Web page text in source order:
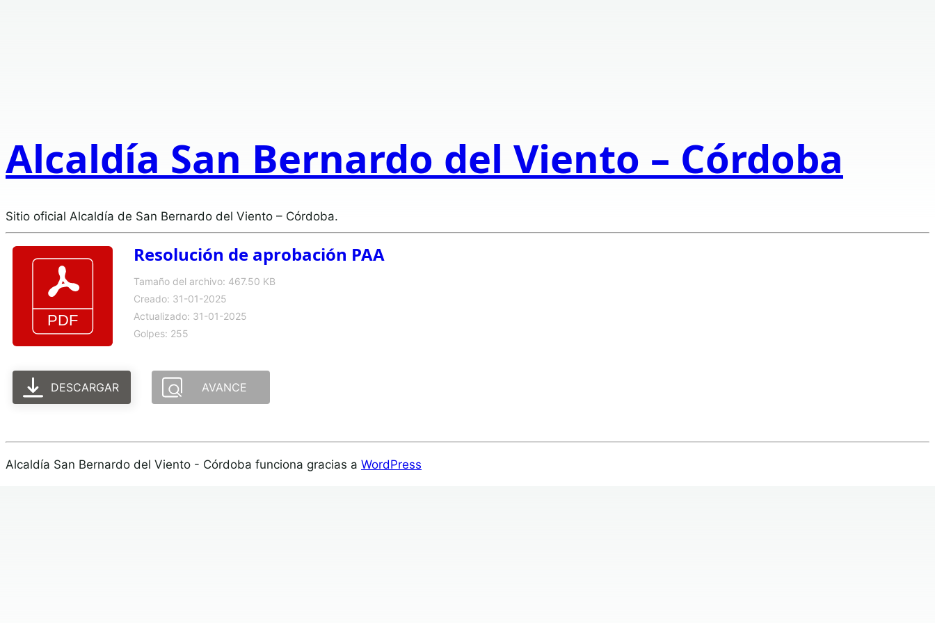
Alcaldía San Bernardo del Viento – Córdoba
Sitio oficial Alcaldía de San Bernardo del Viento – Córdoba.
Resolución de aprobación PAA
Tamaño del archivo: 467.50 KB
Creado: 31-01-2025
Actualizado: 31-01-2025
Golpes: 255
DESCARGAR AVANCE
Alcaldía San Bernardo del Viento - Córdoba funciona gracias a WordPress